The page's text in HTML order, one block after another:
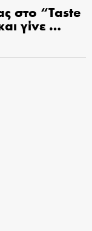
στο “Taste
γίνε …